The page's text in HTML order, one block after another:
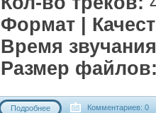
Формат |
Время
Размер
Подробнее Комментариев: 0